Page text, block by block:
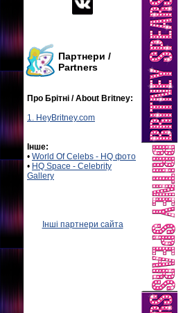
Партнери /
Partners
Про Брітні / About Britney:
1. HeyBritney.com
Інше:
• World Of Celebs - HQ фото
• HQ Space - Celebrity
Gallery
Інші партнери сайта